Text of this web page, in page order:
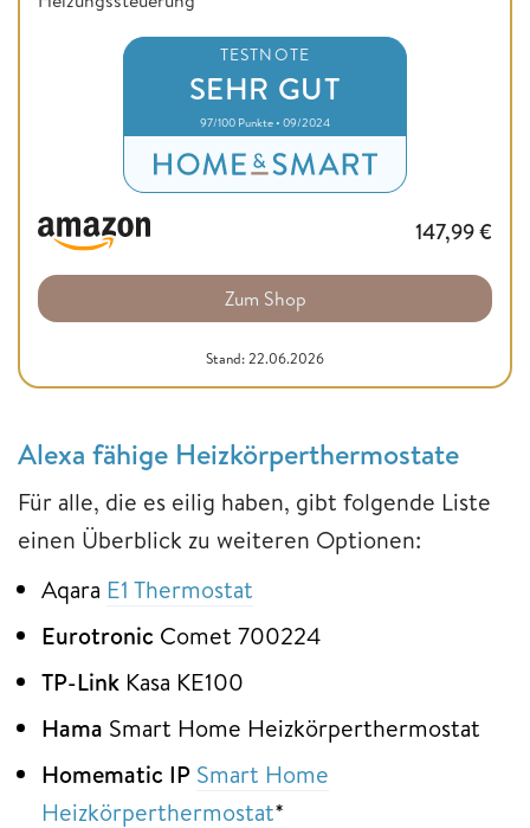
TESTNOTE
SEHR GUT
97/100 Punkte • 09/2024
147,99€
Zum Shop
Stand: 22.06.2026
Alexa fähige Heizkörperthermostate
Für alle, die es eilig haben, gibt folgende Liste
einen Überblick zu weiteren Optionen:
Aqara E1 Thermostat
Eurotronic Comet ‎700224
TP-Link Kasa KE100
Hama Smart Home Heizkörperthermostat
Homematic IP Smart Home
Heizkörperthermostat*